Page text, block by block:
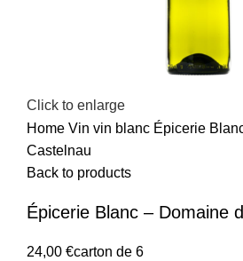
Click to enlarge
Home Vin vin blanc Épicerie
Castelnau
Back to products
Épicerie Blanc – Domaine
24,00 €carton de 6